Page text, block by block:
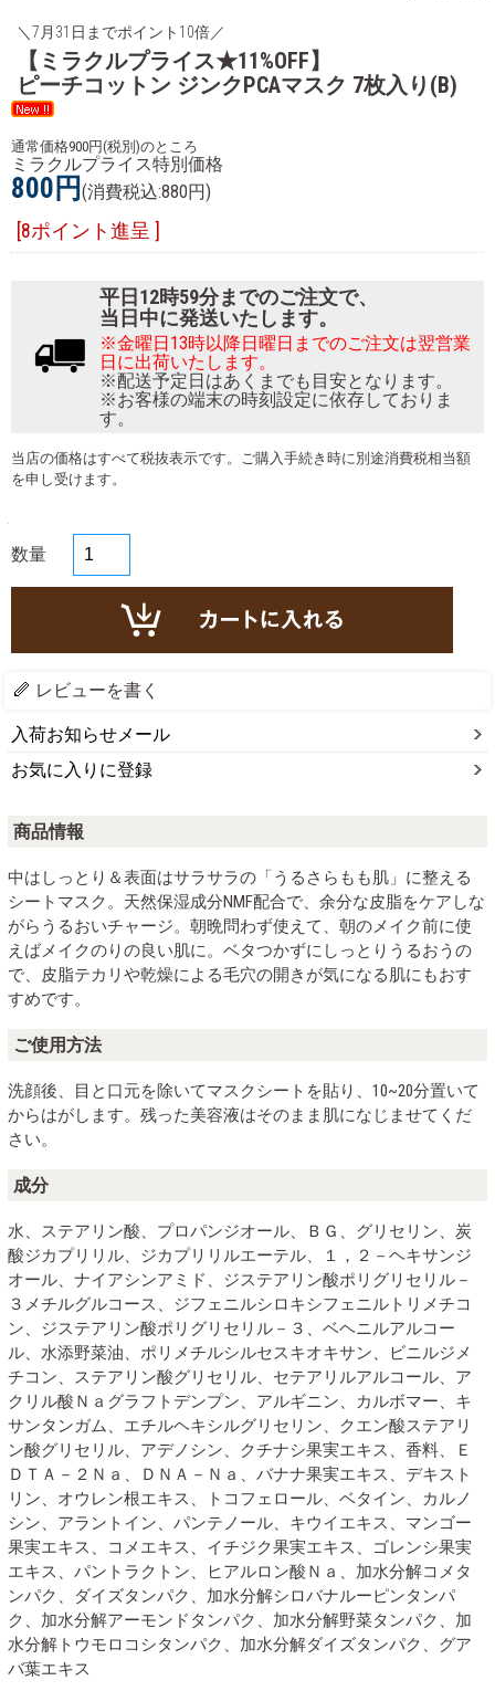
＼7月31日までポイント10倍／
【ミラクルプライス★11%OFF】
ピーチコットン ジンクPCAマスク 7枚入り(B)
通常価格900円(税別)のところ
ミラクルプライス特別価格
800円 (消費税込:880円)
[8ポイント進呈 ]
平日12時59分までのご注文で、
当日中に発送いたします。
※金曜日13時以降日曜日までのご注文は翌営業
日に出荷いたします。
※配送予定日はあくまでも目安となります。
※お客様の端末の時刻設定に依存しておりま
す。
当店の価格はすべて税抜表示です。ご購入手続き時に別途消費税相当額
を申し受けます。
数量
レビューを書く
入荷お知らせメール
お気に入りに登録
商品情報
中はしっとり＆表面はサラサラの「うるさらもも肌」に整える
シートマスク。天然保湿成分NMF配合で、余分な皮脂をケアしな
がらうるおいチャージ。朝晩問わず使えて、朝のメイク前に使
えばメイクのりの良い肌に。ベタつかずにしっとりうるおうの
で、皮脂テカリや乾燥による毛穴の開きが気になる肌にもおす
すめです。
ご使用方法
洗顔後、目と口元を除いてマスクシートを貼り、10~20分置いて
からはがします。残った美容液はそのまま肌になじませてくだ
さい。
成分
水、ステアリン酸、プロパンジオール、ＢＧ、グリセリン、炭
酸ジカプリリル、ジカプリリルエーテル、１，２－ヘキサンジ
オール、ナイアシンアミド、ジステアリン酸ポリグリセリル－
３メチルグルコース、ジフェニルシロキシフェニルトリメチコ
ン、ジステアリン酸ポリグリセリル－３、ベヘニルアルコー
ル、水添野菜油、ポリメチルシルセスキオキサン、ビニルジメ
チコン、ステアリン酸グリセリル、セテアリルアルコール、ア
クリル酸Ｎａグラフトデンプン、アルギニン、カルボマー、キ
サンタンガム、エチルヘキシルグリセリン、クエン酸ステアリ
ン酸グリセリル、アデノシン、クチナシ果実エキス、香料、Ｅ
ＤＴＡ－２Ｎａ、ＤＮＡ－Ｎａ、バナナ果実エキス、デキスト
リン、オウレン根エキス、トコフェロール、ベタイン、カルノ
シン、アラントイン、パンテノール、キウイエキス、マンゴー
果実エキス、コメエキス、イチジク果実エキス、ゴレンシ果実
エキス、パントラクトン、ヒアルロン酸Ｎａ、加水分解コメタ
ンパク、ダイズタンパク、加水分解シロバナルーピンタンパ
ク、加水分解アーモンドタンパク、加水分解野菜タンパク、加
水分解トウモロコシタンパク、加水分解ダイズタンパク、グア
バ葉エキス